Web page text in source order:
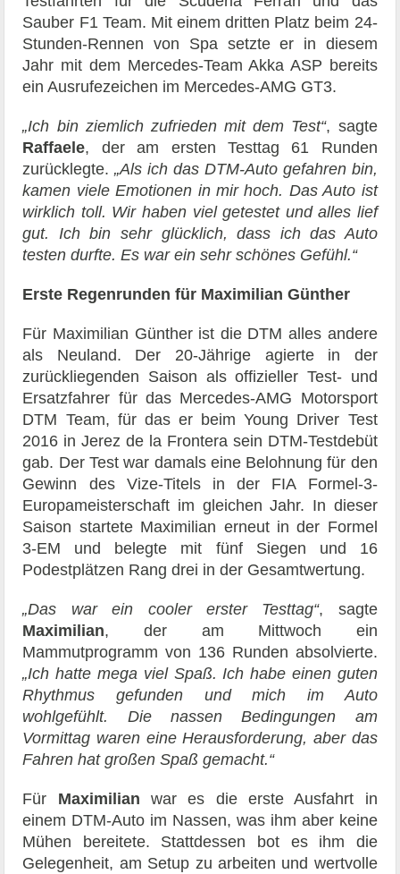
Sauber F1 Team. Mit einem dritten Platz beim 24-
Stunden-Rennen von Spa setzte er in diesem
Jahr mit dem Mercedes-Team Akka ASP bereits
ein Ausrufezeichen im Mercedes-AMG GT3.
„Ich bin ziemlich zufrieden mit dem Test“, sagte
Raffaele, der am ersten Testtag 61 Runden
zurücklegte.„Als ich das DTM-Auto gefahren bin,
kamen viele Emotionen in mir hoch. Das Auto ist
wirklich toll. Wir haben viel getestet und alles lief
gut. Ich bin sehr glücklich, dass ich das Auto
testen durfte. Es war ein sehr schönes Gefühl.“
Erste Regenrunden für Maximilian Günther
Für Maximilian Günther ist die DTM alles andere
als Neuland. Der 20-Jährige agierte in der
zurückliegenden Saison als offizieller Test- und
Ersatzfahrer für das Mercedes-AMG Motorsport
DTM Team, für das er beim Young Driver Test
2016 in Jerez de la Frontera sein DTM-Testdebüt
gab. Der Test war damals eine Belohnung für den
Gewinn des Vize-Titels in der FIA Formel-3-
Europameisterschaft im gleichen Jahr. In dieser
Saison startete Maximilian erneut in der Formel
3-EM und belegte mit fünf Siegen und 16
Podestplätzen Rang drei in der Gesamtwertung.
„Das war ein cooler erster Testtag“, sagte
Maximilian, der am Mittwoch ein
Mammutprogramm von 136 Runden absolvierte.
„Ich hatte mega viel Spaß. Ich habe einen guten
Rhythmus gefunden und mich im Auto
wohlgefühlt. Die nassen Bedingungen am
Vormittag waren eine Herausforderung, aber das
Fahren hat großen Spaß gemacht.“
Für Maximilian war es die erste Ausfahrt in
einem DTM-Auto im Nassen, was ihm aber keine
Mühen bereitete. Stattdessen bot es ihm die
Gelegenheit, am Setup zu arbeiten und wertvolle